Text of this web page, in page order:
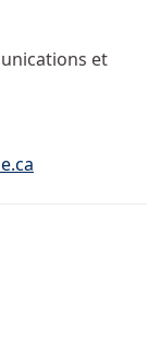
et
de
Chiasson